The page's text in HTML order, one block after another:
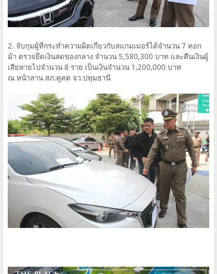
2. จับกุมผู้ที่กระทำความผิดเกี่ยวกับสแกมเมอร์ได้จำนวน 7 คอก
ม้า ตรวจยึดเงินสดของกลาง จำนวน 5,580,300 บาท และคืนเงินผู้
เสียหายไปจำนวน 8 ราย เป็นเงินจำนวน 1,200,000 บาท
ณ หน้าลาน สภ.คูคต จว.ปทุมธานี